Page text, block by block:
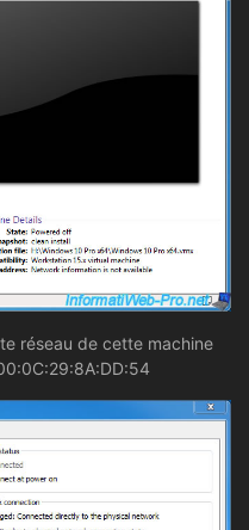
réseau de cette machine